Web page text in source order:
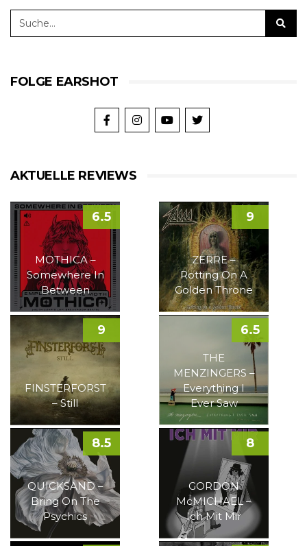
FOLGE EARSHOT
AKTUELLE REVIEWS
MOTHICA –
Somewhere In
Between
6.5
ZERRE –
Rotting On A
Golden Throne
9
FINSTERFORST
– Still
9
THE
MENZINGERS –
Everything I
Ever Saw
6.5
QUICKSAND –
Bring On The
Psychics
8.5
GORDON
McMICHAEL –
Ich Mit Mir
8